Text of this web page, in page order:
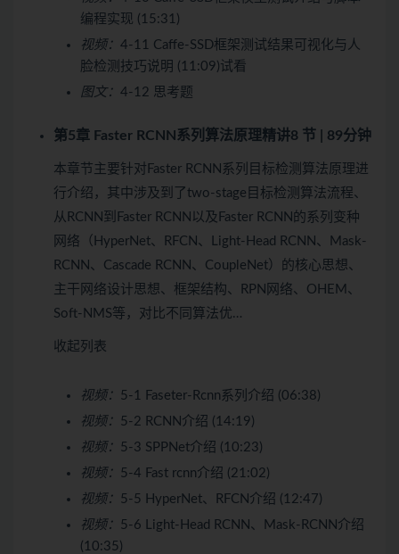
编程实现 (15:31)
视频： 4-11 Caffe-SSD框架测试结果可视化与人
脸检测技巧说明 (11:09)试看
图文： 4-12 思考题
第5章 Faster RCNN系列算法原理精讲8 节 | 89分钟
本章节主要针对Faster RCNN系列目标检测算法原理进
行介绍，其中涉及到了two-stage目标检测算法流程、
从RCNN到Faster RCNN以及Faster RCNN的系列变种
网络（HyperNet、RFCN、Light-Head RCNN、Mask-
RCNN、Cascade RCNN、CoupleNet）的核心思想、
主干网络设计思想、框架结构、RPN网络、OHEM、
Soft-NMS等，对比不同算法优…
收起列表
视频： 5-1 Faseter-Rcnn系列介绍 (06:38)
视频： 5-2 RCNN介绍 (14:19)
视频： 5-3 SPPNet介绍 (10:23)
视频： 5-4 Fast rcnn介绍 (21:02)
视频： 5-5 HyperNet、RFCN介绍 (12:47)
视频： 5-6 Light-Head RCNN、Mask-RCNN介绍
(10:35)